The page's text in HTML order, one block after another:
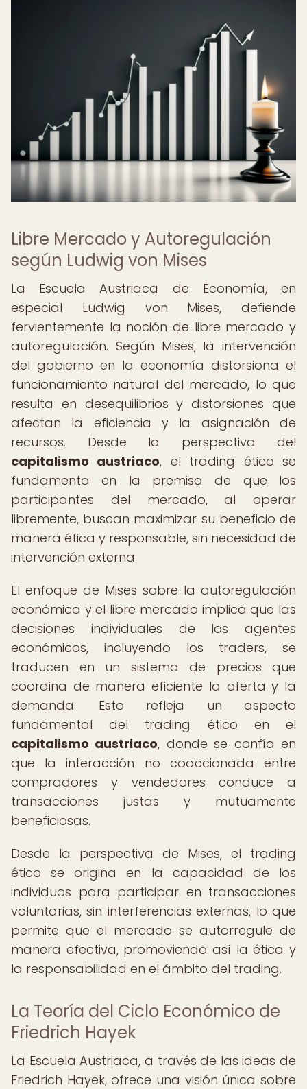
Libre Mercado y Autoregulación
según Ludwig von Mises
La Escuela Austriaca de Economía, en
especial Ludwig von Mises, defiende
fervientemente la noción de libre mercado y
autoregulación. Según Mises, la intervención
del gobierno en la economía distorsiona el
funcionamiento natural del mercado, lo que
resulta en desequilibrios y distorsiones que
afectan la eficiencia y la asignación de
recursos. Desde la perspectiva del
capitalismo austriaco, el trading ético se
fundamenta en la premisa de que los
participantes del mercado, al operar
libremente, buscan maximizar su beneficio de
manera ética y responsable, sin necesidad de
intervención externa.
El enfoque de Mises sobre la autoregulación
económica y el libre mercado implica que las
decisiones individuales de los agentes
económicos, incluyendo los traders, se
traducen en un sistema de precios que
coordina de manera eficiente la oferta y la
demanda. Esto refleja un aspecto
fundamental del trading ético en el
capitalismo austriaco, donde se confía en
que la interacción no coaccionada entre
compradores y vendedores conduce a
transacciones justas y mutuamente
beneficiosas.
Desde la perspectiva de Mises, el trading
ético se origina en la capacidad de los
individuos para participar en transacciones
voluntarias, sin interferencias externas, lo que
permite que el mercado se autorregule de
manera efectiva, promoviendo así la ética y
la responsabilidad en el ámbito del trading.
La Teoría del Ciclo Económico de
Friedrich Hayek
La Escuela Austriaca, a través de las ideas de
Friedrich Hayek, ofrece una visión única sobre